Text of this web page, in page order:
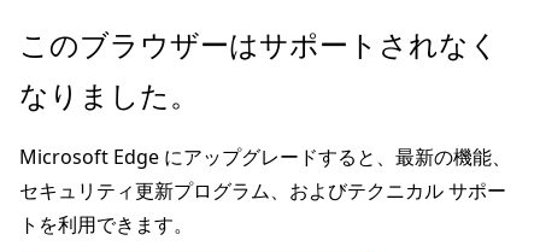
メ
ン
ン
テ
ン
このブラウザーはサポートされなく
なりました。
Microsoft Edge にアップグレードすると、最新の機能、
セキュリティ更新プログラム、およびテクニカル サポー
トを利用できます。